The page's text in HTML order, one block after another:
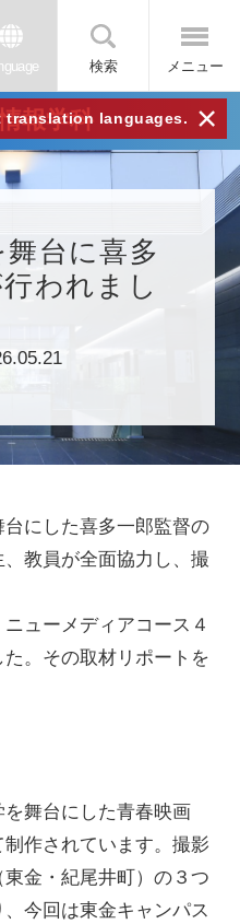
検索 メニュー
languages. ×
報学科
台に喜多
われまし
にした喜多一郎監督の
教員が全面協力し、撮
ューメディアコース４
。その取材リポートを
舞台にした青春映画
作されています。撮影
金・紀尾井町）の３つ
今回は東金キャンパス